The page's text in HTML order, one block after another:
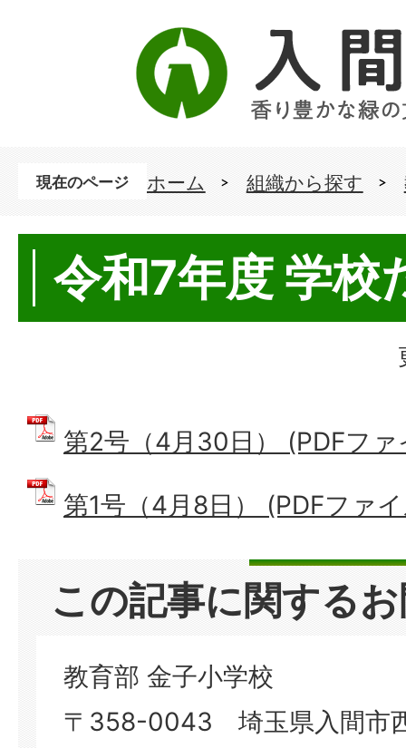
現在のページ ホーム 組織から探す
令和7年度 学校
第2号（4月30日） (PDFファ
第1号（4月8日） (PDFファ
この記事に関する
教育部 金子小学校
〒358-0043 埼玉県入間市